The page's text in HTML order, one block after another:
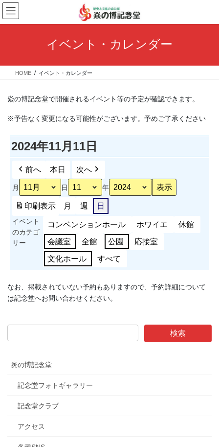
コ
ン
テ
ス
ナ
ビ
ゲ
ン
イベント・カレンダー
HOME イベント・カレンダー
焱の博記念堂で開催されるイベント等の予定が確認できます。
※予告なく変更になる可能性がございます。予めご了承ください
2024年11月11日
前へ 本日 次へ
月 日 年
印刷表示 月 週 日
イベント
のカテゴ
リー
コンベンションホール ホワイエ 休館
会議室 全館 公園 応接室
文化ホール すべて
なお、掲載されていない予約もありますので、予約詳細について
は記念堂へお問い合わせください。
炎の博記念堂
記念堂フォトギャラリー
記念堂クラブ
アクセス